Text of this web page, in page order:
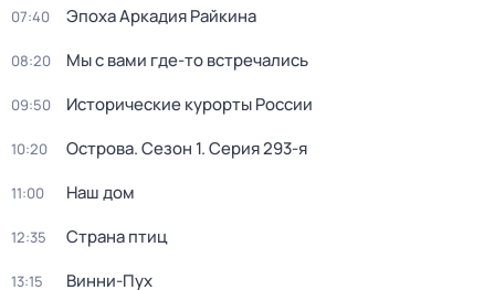
07:40 Эпоха Аркадия Райкина
08:20 Мы с вами где-то встречались
09:50 Исторические курорты России
10:20 Острова. Сезон 1. Серия 293-я
11:00 Наш дом
12:35 Страна птиц
13:15 Винни-Пух